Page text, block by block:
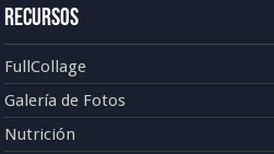
Recursos
FullCollage
Galería de Fotos
Nutrición